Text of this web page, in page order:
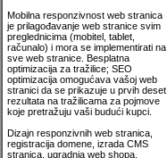
Mobilna responzivnost web stranica
je prilagođavanje web stranice svim
preglednicima (mobitel, tablet,
računalo) i mora se implementirati na
sve web stranice. Besplatna
optimizacija za tražilice; SEO
optimizacija omogućava vašoj web
stranici da se prikazuje u prvih deset
rezultata na tražilicama za pojmove
koje pretražuju vaši budući kupci.
Dizajn responzivnih web stranica,
registracija domene, izrada CMS
stranica, ugradnja web shopa,